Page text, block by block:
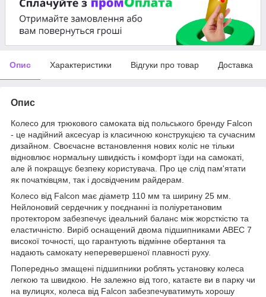
Опис Характеристики Відгуки про товар Доставка
Опис
Колесо для трюкового самоката від польського бренду Falcon
- це надійний аксесуар із класичною конструкцією та сучасним
дизайном. Своєчасне встановлення нових коліс не тільки
відновлює нормальну швидкість і комфорт їзди на самокаті,
але й покращує безпеку користувача. Про це слід пам'ятати
як початківцям, так і досвідченим райдерам.
Колесо від Falcon має діаметр 110 мм та ширину 25 мм.
Нейлоновий сердечник у поєднанні із поліуретановим
протектором забезпечує ідеальний баланс між жорсткістю та
еластичністю. Виріб оснащений двома підшипниками ABEC 7
високої точності, що гарантують відмінне обертання та
надають самокату неперевершеної плавності руху.
Попередньо змащені підшипники роблять установку колеса
легкою та швидкою. Не залежно від того, катаєте ви в парку чи
на вулицях, колеса від Falcon забезпечуватимуть хорошу